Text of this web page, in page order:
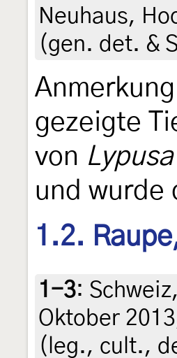
Neuhaus,
(gen. det. &
gezeigte
von
und wurde
1.2.
1-3:
Oktober
(leg., cult.,